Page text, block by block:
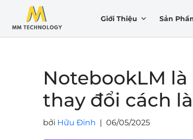
Chuyển
tới
Giới Thiệu Sản
NotebookLM
thay đổi cách
bởi Hữu Đinh 06/05/2025